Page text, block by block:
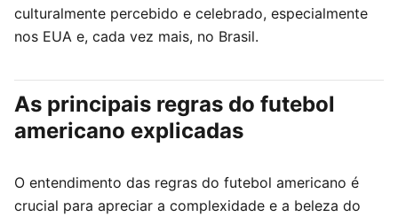
culturalmente percebido e celebrado, especialmente
nos EUA e, cada vez mais, no Brasil.
As principais regras do futebol
americano explicadas
O entendimento das regras do futebol americano é
crucial para apreciar a complexidade e a beleza do